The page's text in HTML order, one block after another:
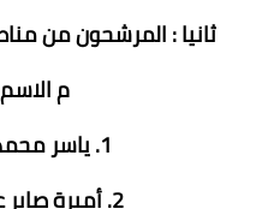
ثانيا : المرشحون من
م
1. ياسر محمد الديوان العام
2. أميرة صابر علي الإسكندرية